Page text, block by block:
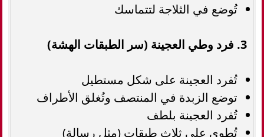
تُوضع في الثلاجة لتتماسك
3. فرد وطي العجينة (سر الطبقات الهشة)
تُفرد العجينة على شكل مستطيل
توضع الزبدة في المنتصف وتُغلق الأطراف
تُفرد العجينة بلطف
تُطوى على ثلاث طبقات (مثل رسالة)